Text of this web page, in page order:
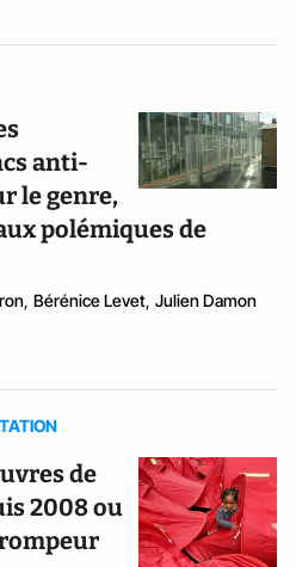
anti-
le genre,
polémiques de
, Bérénice Levet, Julien Damon
de
2008 ou